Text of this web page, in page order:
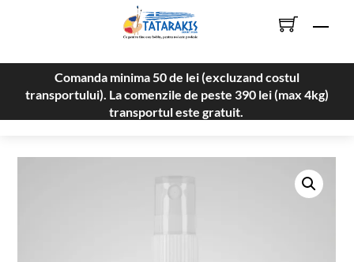
Comanda minima 50 de lei (excluzand costul
transportului). La comenzile de peste 390 lei (max 4kg)
transportul este gratuit.